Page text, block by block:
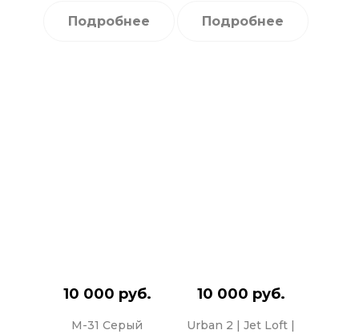
Подробнее Подробнее
10 000 руб.
М-31 Серый
10 000 руб.
Urban 2 | Jet Loft |